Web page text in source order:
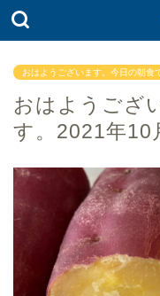
おはようございます。今日の朝食
おはようござ
す。2021年10